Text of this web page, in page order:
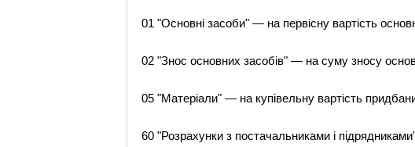
01 "Основні засоби" — на первісну вартість
02 "Знос основних засобів" — на суму зносу
05 "Матеріали" — на купівельну вартість
60 "Розрахунки з постачальниками і